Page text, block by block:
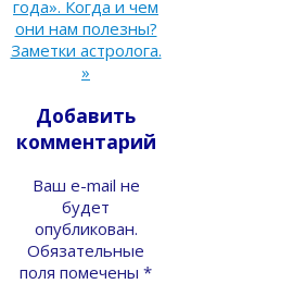
года». Когда и чем
они нам полезны?
Заметки астролога.
»
Добавить
комментарий
Ваш e-mail не
будет
опубликован.
Обязательные
поля помечены *